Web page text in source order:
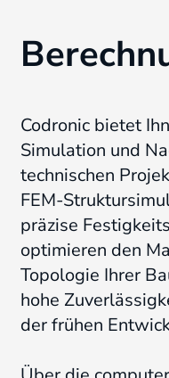
Codronic bietet
Simulation und
technischen
FEM-
präzise
optimieren den
Topologie Ihrer
hohe
der frühen